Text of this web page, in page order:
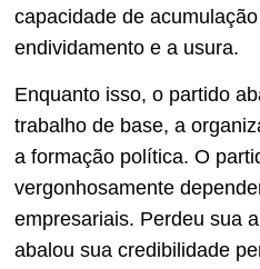
capacidade de
endividamento e a usura.
Enquanto isso, o partido
trabalho de base, a
a formação política. O
vergonhosamente
empresariais. Perdeu sua
abalou sua credibilidade